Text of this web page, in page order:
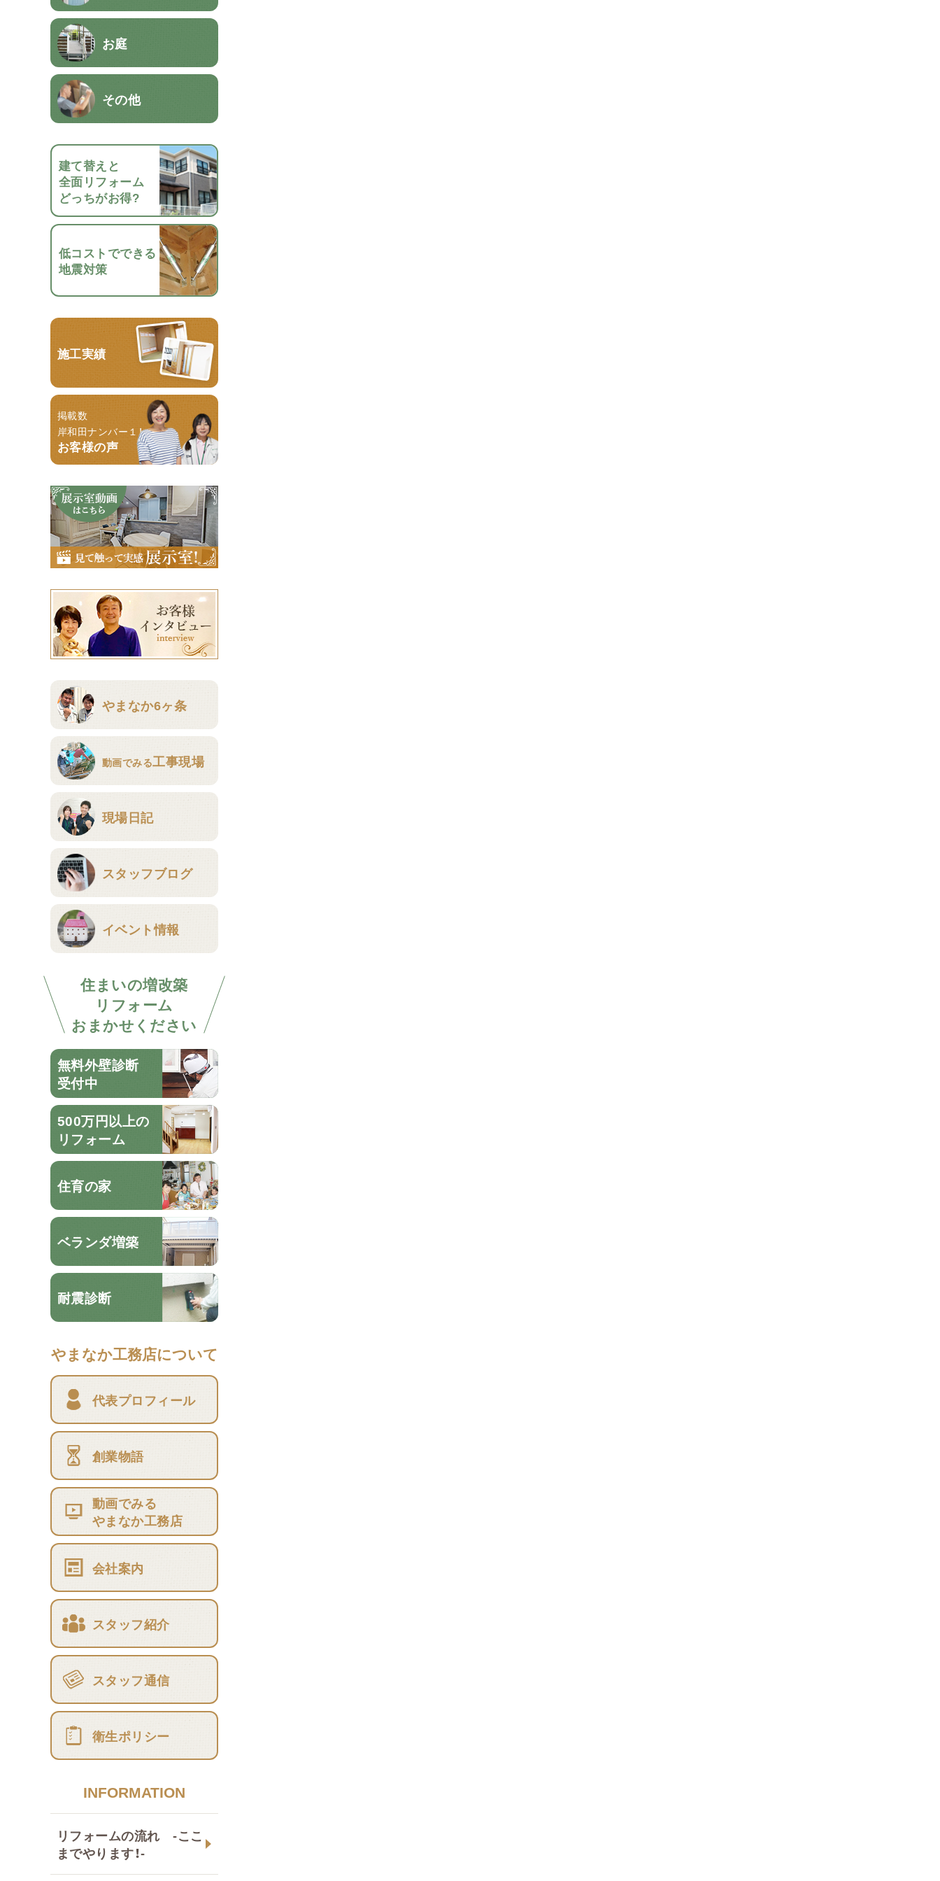
お庭
その他
建て替えと
全面リフォーム
どっちがお得?
低コストでできる
地震対策
施工実績
掲載数
岸和田ナンバー１！
お客様の声
やまなか6ヶ条
動画でみる工事現場
現場日記
スタッフブログ
イベント情報
住まいの増改築
リフォーム
おまかせください
無料外壁診断
受付中
500万円以上の
リフォーム
住育の家
ベランダ増築
耐震診断
やまなか工務店について
代表プロフィール
創業物語
動画でみる
やまなか工務店
会社案内
スタッフ紹介
スタッフ通信
衛生ポリシー
INFORMATION
リフォームの流れ -ここ
までやります！-